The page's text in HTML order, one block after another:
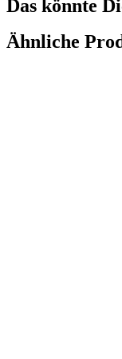
Das könnte
Ähnliche